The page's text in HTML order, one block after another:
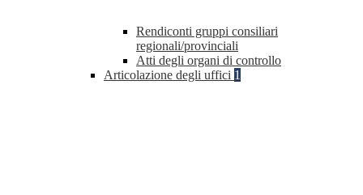
Rendiconti gruppi consiliari
regionali/provinciali
Atti degli organi di controllo
Articolazione degli uffici 1